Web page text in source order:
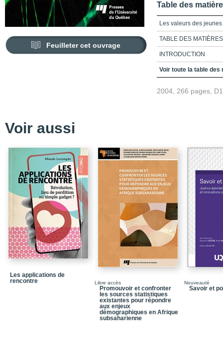
Feuilleter cet ouvrage
Table des
Les valeurs des jeunes
TABLE DES MATIÈRES
INTRODUCTION
Partie 1 : Systèmes
Partie 2 : Diversité des
Chapitre 5 : Valeurs
Chapitre 6 : Regards
Chapitre 8 : Qu’est-
Chapitre 9 : Jeunes et
Partie 3 : Diversité des
Chapitre 10 : Jeunes
Chapitre 12 : Le lien
de jeunes adultes
Voir toute la table des
2004, 266 pages,
Voir aussi
Les applications de
rencontre
Libre accès
Promouvoir et confronter
les sources statistiques
existantes pour répondre
aux enjeux
démographiques en Afrique
subsaharienne
Nouveauté
Savoir et